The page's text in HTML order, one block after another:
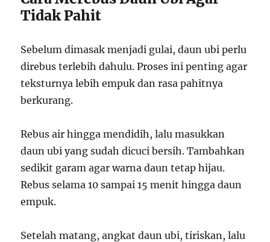
Tidak Pahit
Sebelum dimasak menjadi gulai, daun ubi perlu
direbus terlebih dahulu. Proses ini penting agar
teksturnya lebih empuk dan rasa pahitnya
berkurang.
Rebus air hingga mendidih, lalu masukkan
daun ubi yang sudah dicuci bersih. Tambahkan
sedikit garam agar warna daun tetap hijau.
Rebus selama 10 sampai 15 menit hingga daun
empuk.
Setelah matang, angkat daun ubi, tiriskan, lalu